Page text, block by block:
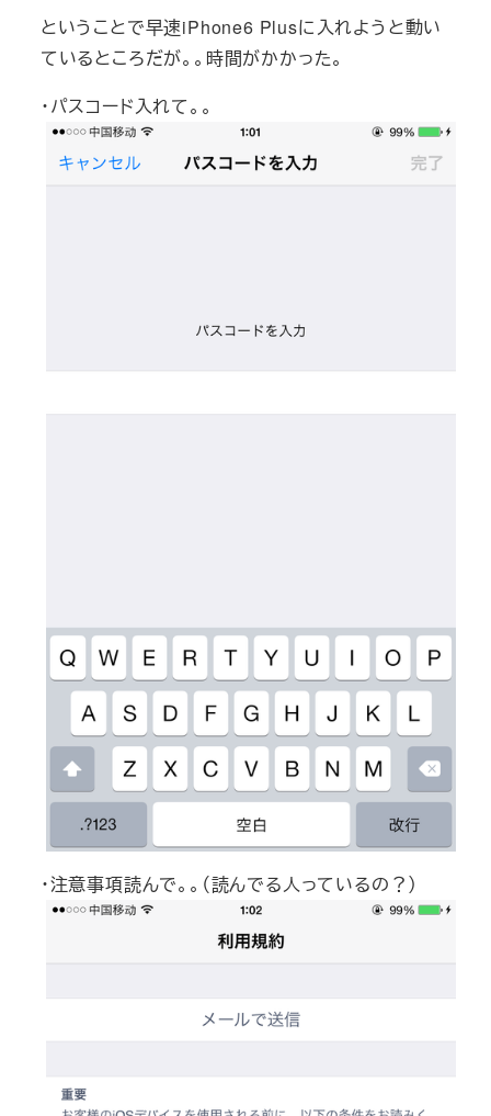
ということで早速iPhone6 Plusに入れようと動い
ているところだが。。時間がかかった。
・パスコード入れて。。
・注意事項読んで。。（読んでる人っているの？）